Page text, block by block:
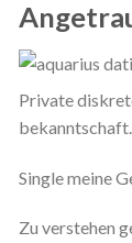
Private
bekanntschaft.
Single meine
Zu verstehen